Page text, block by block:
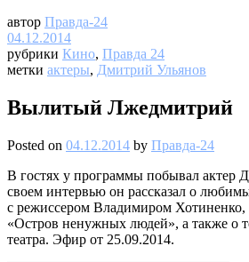
автор Правда-24
04.12.2014
рубрики Кино, Правда 24
метки актеры, Дмитрий Ульянов
Вылитый Лжедмитрий
Posted on 04.12.2014 by Правда-24
В гостях у программы побывал актер
своем интервью он рассказал о
с режиссером Владимиром Хотиненко,
«Остров ненужных людей», а также о
театра. Эфир от 25.09.2014.